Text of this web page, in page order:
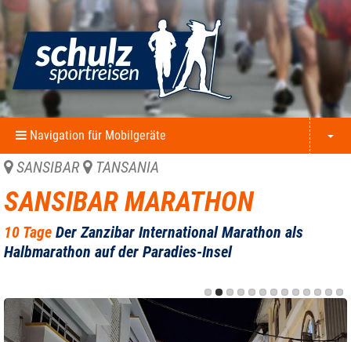
Navigation für Mobilgeräte
SANSIBAR TANSANIA
SANSIBAR MARATHON
10 Tage Der Zanzibar International Marathon als
Halbmarathon auf der Paradies-Insel